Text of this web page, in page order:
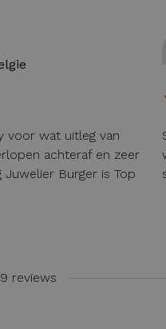
voor wat uitleg van
achteraf en zeer
Burger is Top
reviews